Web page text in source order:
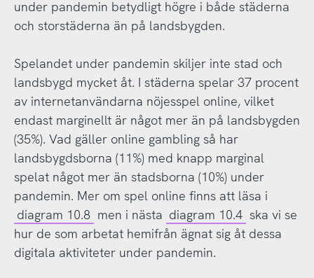
under pandemin betydligt högre i både städerna
och storstäderna än på landsbygden.
Spelandet under pandemin skiljer inte stad och
landsbygd mycket åt. I städerna spelar 37 procent
av internetanvändarna nöjesspel online, vilket
endast marginellt är något mer än på landsbygden
(35%). Vad gäller online gambling så har
landsbygdsborna (11%) med knapp marginal
spelat något mer än stadsborna (10%) under
pandemin. Mer om spel online finns att läsa i
diagram 10.8 men i nästa diagram 10.4 ska vi se
hur de som arbetat hemifrån ägnat sig åt dessa
digitala aktiviteter under pandemin.